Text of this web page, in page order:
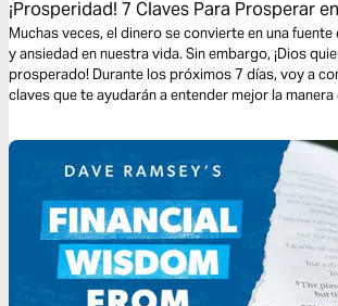
¡Prosperidad! 7 Claves Para Prosperar
Muchas veces, el dinero se convierte en una
y ansiedad en nuestra vida. Sin embargo, ¡Dios
prosperado! Durante los próximos 7 días, voy a
claves que te ayudarán a entender mejor la
prosperidad en tu vida. ¿Estás listo/a? ¡Eres un